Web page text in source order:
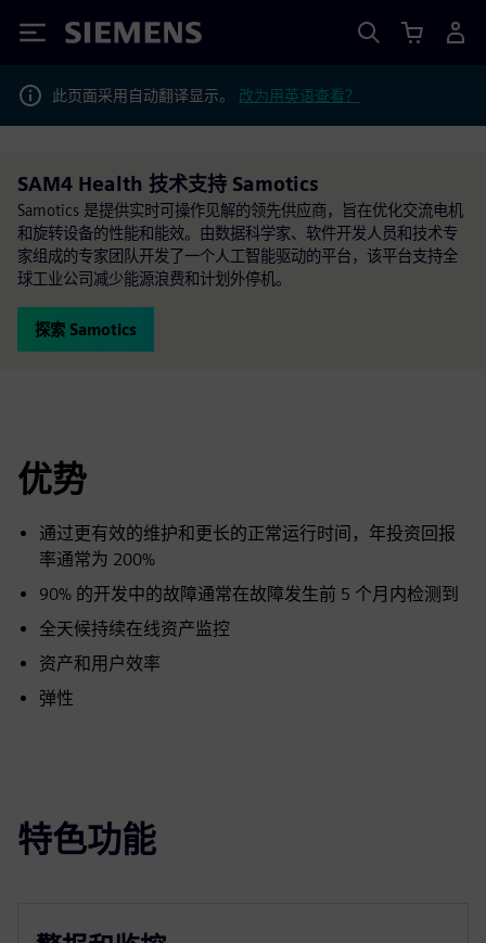
Siemens
此页面采用自动翻译显示。 改为用英语查看？
SAM4 Health 技术支持 Samotics
Samotics 是提供实时可操作见解的领先供应商，旨在优化交流电机
和旋转设备的性能和能效。由数据科学家、软件开发人员和技术专
家组成的专家团队开发了一个人工智能驱动的平台，该平台支持全
球工业公司减少能源浪费和计划外停机。
探索 Samotics
优势
通过更有效的维护和更长的正常运行时间，年投资回报
率通常为 200%
90% 的开发中的故障通常在故障发生前 5 个月内检测到
全天候持续在线资产监控
资产和用户效率
弹性
特色功能